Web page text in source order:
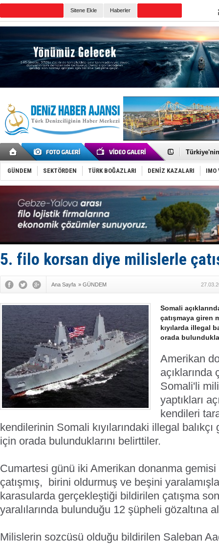
Sitene Ekle Haberler
TÜRKLİM
Dünyanın
Keşfedildi:
D-Marin,
Van’da
ASEAN ilk
TAYK -
İstanbul
İngiliz
GÜNDEM SEKTÖRDEN TÜRK BOĞAZLARI DENİZ KAZALARI IMO
5. filo korsan diye milislerle
Ana Sayfa » GÜNDEM
Somali
çatışmaya giren
kıyılarda illegal
orada
Amerikan
açıklarında
Somali'li
yaptıkları
kendileri
kendilerinin Somali kıyılarındaki illegal
için orada bulunduklarını belirttiler.
Cumartesi günü iki Amerikan donanma
çatışmış, birini oldurmuş ve beşini
karasularda gerçekleştiği bildirilen çatışma
yaralılarında bulunduğu 12 şüpheli gözaltına
Milislerin sozcüsü olduğu bildirilen Saleban